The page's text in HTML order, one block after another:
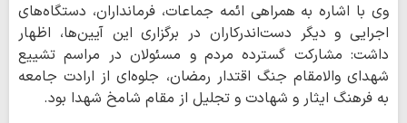
وی با اشاره به همراهی ائمه جماعات، فرمانداران، دستگاه‌های
اجرایی و دیگر دست‌اندرکاران در برگزاری این آیین‌ها، اظهار
داشت: مشارکت گسترده مردم و مسئولان در مراسم تشییع
شهدای والامقام جنگ اقتدار رمضان، جلوه‌ای از ارادت جامعه
به فرهنگ ایثار و شهادت و تجلیل از مقام شامخ شهدا بود.